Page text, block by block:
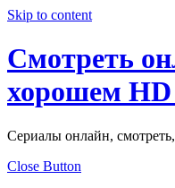
Skip to content
Смотреть
хорошем HD
Сериалы онлайн,
Close Button